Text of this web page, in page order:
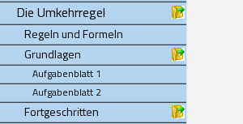
Die Umkehrregel
Regeln und Formeln
Grundlagen
Aufgabenblatt 1
Aufgabenblatt 2
Fortgeschritten